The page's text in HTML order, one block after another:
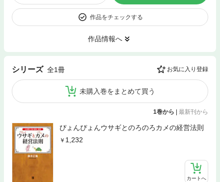
作品をチェックする
作品情報へ
シリーズ 全1冊 お気に入り登録
未購入巻をまとめて買う
1巻から | 最新刊から
ぴょんぴょんウサギとのろのろカメの経営法則
1,232
カートへ